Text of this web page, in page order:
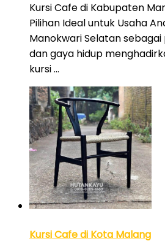
Kursi Cafe di Kabupaten
Pilihan Ideal untuk Usaha
Manokwari Selatan
dan gaya hidup
kursi …
Kursi Cafe di Kota Malang